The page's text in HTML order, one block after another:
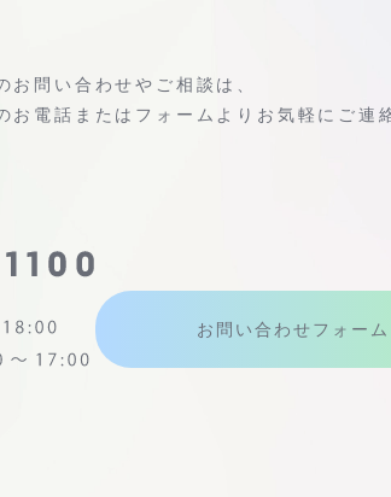
お問い合わせやご相談は、
お電話またはフォームよりお気軽にご連
お問い合わせフォーム